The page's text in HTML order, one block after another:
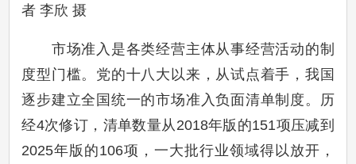
者 李欣 摄
市场准入是各类经营主体从事经营活动的制
度型门槛。党的十八大以来，从试点着手，我国
逐步建立全国统一的市场准入负面清单制度。历
经4次修订，清单数量从2018年版的151项压减到
2025年版的106项，一大批行业领域得以放开，